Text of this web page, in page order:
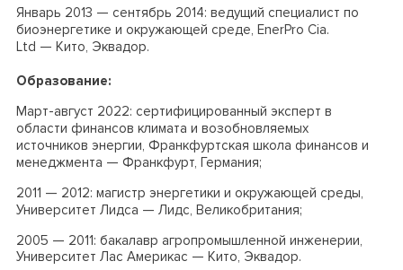
Январь 2013 — сентябрь 2014: ведущий специалист по
биоэнергетике и окружающей среде, EnerPro Cia.
Ltd — Кито, Эквадор.
Образование:
Март-август 2022: сертифицированный эксперт в
области финансов климата и возобновляемых
источников энергии, Франкфуртская школа финансов и
менеджмента — Франкфурт, Германия;
2011 — 2012: магистр энергетики и окружающей среды,
Университет Лидса — Лидс, Великобритания;
2005 — 2011: бакалавр агропромышленной инженерии,
Университет Лас Америкас — Кито, Эквадор.